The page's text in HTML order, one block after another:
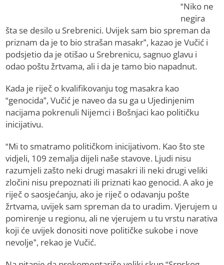
“Niko ne
negira
šta se desilo u Srebrenici. Uvijek sam bio spreman da
priznam da je to bio strašan masakr”, kazao je Vučić i
podsjetio da je otišao u Srebrenicu, sagnuo glavu i
odao poštu žrtvama, ali i da je tamo bio napadnut.
Kada je riječ o kvalifikovanju tog masakra kao
“genocida”, Vučić je naveo da su ga u Ujedinjenim
nacijama pokrenuli Nijemci i Bošnjaci kao političku
inicijativu.
“Mi to smatramo političkom inicijativom. Kao što ste
vidjeli, 109 zemalja dijeli naše stavove. Ljudi nisu
razumjeli zašto neki drugi masakri ili neki drugi veliki
zločini nisu prepoznati ili priznati kao genocid. A ako je
riječ o saosjećanju, ako je riječ o odavanju pošte
žrtvama, uvijek sam spreman da to uradim. Vjerujem u
pomirenje u regionu, ali ne vjerujem u tu vrstu narativa
koji će uvijek donositi nove političke sukobe i nove
nevolje”, rekao je Vučić.